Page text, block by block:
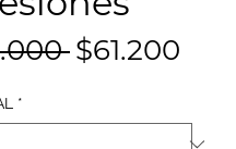
Precio
$61.200
*